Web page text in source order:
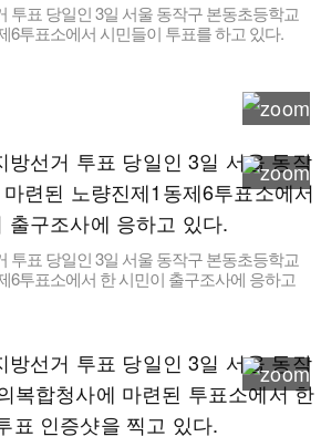
투표 당일인 3일 서울 동작구 본동초등학교
6투표소에서 시민들이 투표를 하고 있다.
투표 당일인 3일 서울 동작구 본동초등학교
6투표소에서 한 시민이 출구조사에 응하고